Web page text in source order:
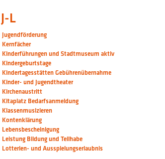
J-L
Jugendförderung
Kernfächer
Kinderführungen und Stadtmuseum aktiv
Kindergeburtstage
Kindertagesstätten Gebührenübernahme
Kinder- und Jugendtheater
Kirchenaustritt
Kitaplatz Bedarfsanmeldung
Klassenmusizieren
Kontenklärung
Lebensbescheinigung
Leistung Bildung und Teilhabe
Lotterien- und Ausspielungserlaubnis